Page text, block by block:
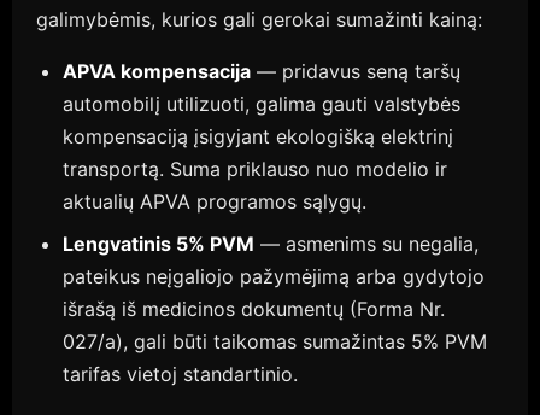
galimybėmis, kurios gali gerokai sumažinti kainą:
APVA kompensacija — pridavus seną taršų
automobilį utilizuoti, galima gauti valstybės
kompensaciją įsigyjant ekologišką elektrinį
transportą. Suma priklauso nuo modelio ir
aktualių APVA programos sąlygų.
Lengvatinis 5% PVM — asmenims su negalia,
pateikus neįgaliojo pažymėjimą arba gydytojo
išrašą iš medicinos dokumentų (Forma Nr.
027/a), gali būti taikomas sumažintas 5% PVM
tarifas vietoj standartinio.